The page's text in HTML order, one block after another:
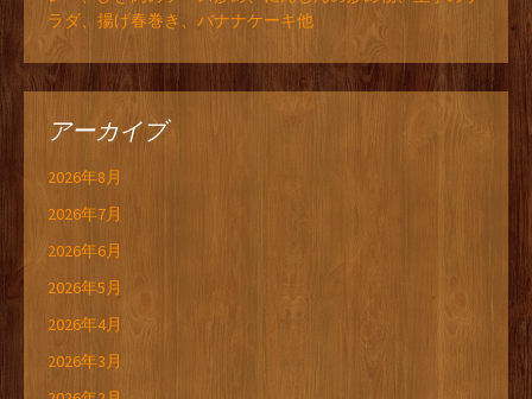
ラダ、揚げ春巻き、バナナケーキ他
アーカイブ
2026年8月
2026年7月
2026年6月
2026年5月
2026年4月
2026年3月